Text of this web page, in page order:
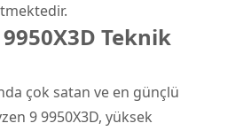
Teknik
çok satan ve en günçlü
9 9950X3D, yüksek